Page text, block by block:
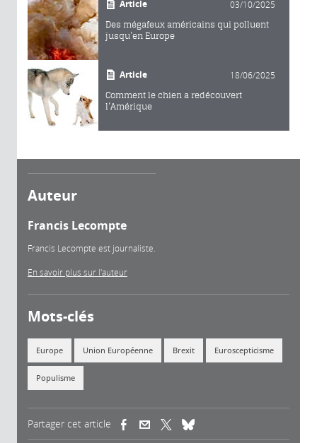
Article 03/10/2025
Des mégafeux américains qui polluent
jusqu’en Europe
Article 18/06/2025
Comment le chien a redécouvert
l’Amérique
Auteur
Francis Lecompte
Francis Lecompte est journaliste.
En savoir plus sur l'auteur
Mots-clés
Europe Union Européenne Brexit Euroscepticisme
Populisme
Partager cet article (link is external)(link is external)